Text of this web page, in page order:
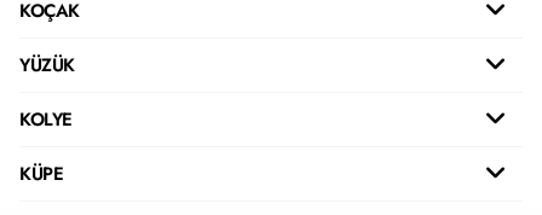
KOÇAK
YÜZÜK
KOLYE
KÜPE